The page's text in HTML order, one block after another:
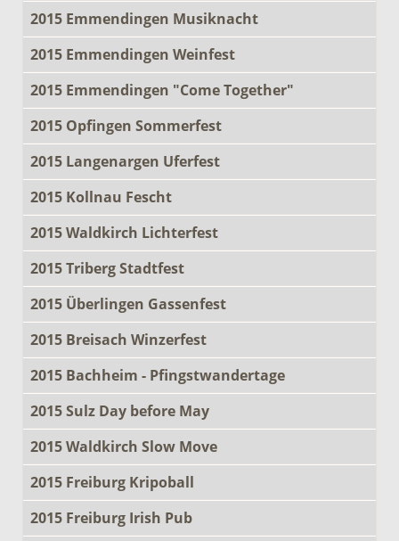
2015 Emmendingen Musiknacht
2015 Emmendingen Weinfest
2015 Emmendingen "Come Together"
2015 Opfingen Sommerfest
2015 Langenargen Uferfest
2015 Kollnau Fescht
2015 Waldkirch Lichterfest
2015 Triberg Stadtfest
2015 Überlingen Gassenfest
2015 Breisach Winzerfest
2015 Bachheim - Pfingstwandertage
2015 Sulz Day before May
2015 Waldkirch Slow Move
2015 Freiburg Kripoball
2015 Freiburg Irish Pub